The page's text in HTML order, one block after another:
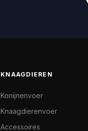
KNAAGDIEREN
Konijnenvoer
Knaagdierenvoer
Accessoires